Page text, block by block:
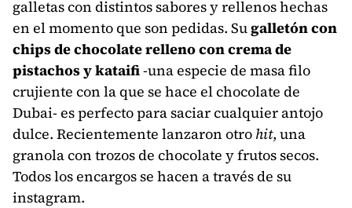
galletas con distintos sabores y rellenos hechas
en el momento que son pedidas. Sugalletón con
chips de chocolate relleno con crema de
pistachos y kataifi-una especie de masa filo
crujiente con la que se hace el chocolate de
Dubai- es perfecto para saciar cualquier antojo
dulce. Recientemente lanzaron otro hit, una
granola con trozos de chocolate y frutos secos.
Todos los encargos se hacen a través de su
instagram.